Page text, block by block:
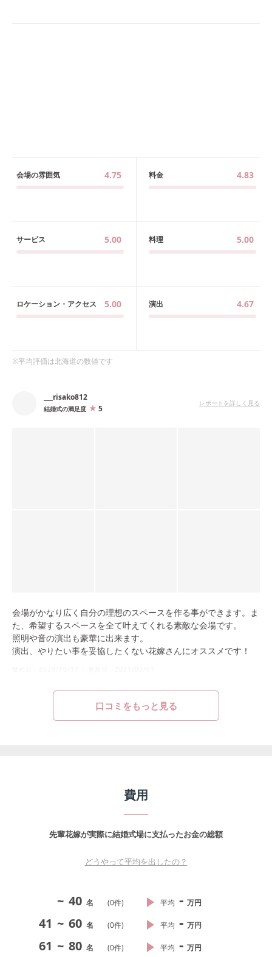
会場の雰囲気 4.75 料金 4.83
サービス 5.00 料理 5.00
ロケーション・アクセス 5.00 演出 4.67
※平均評価は北海道の数値です
___risako812
結婚式の満足度 5
レポートを詳しく見る
会場がかなり広く自分の理想のスペースを作る事ができます。ま
た、希望するスペースを全て叶えてくれる素敵な会場です。
照明や音の演出も豪華に出来ます。
演出、やりたい事を妥協したくない花嫁さんにオススメです！
口コミをもっと見る
費用
先輩花嫁が実際に結婚式場に支払ったお金の総額
どうやって平均を出したの？
~ 40 名 (0件) 平均 - 万円
41 ~ 60 名 (0件) 平均 - 万円
61 ~ 80 名 (0件) 平均 - 万円